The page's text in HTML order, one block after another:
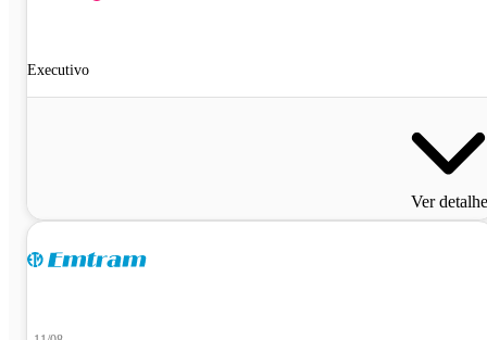
Executivo
Ver